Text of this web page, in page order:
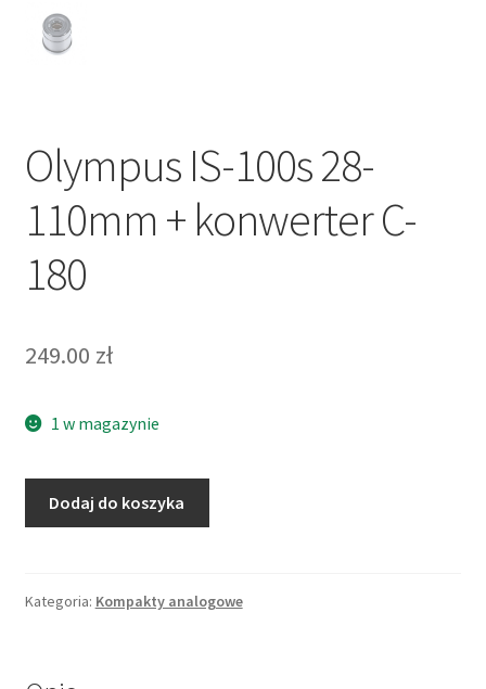
Olympus IS-100s 28-
110mm + konwerter C-
180
249.00 zł
1 w magazynie
Olympus
28-
konwerter
Dodaj do koszyka
Kategoria: Kompakty analogowe